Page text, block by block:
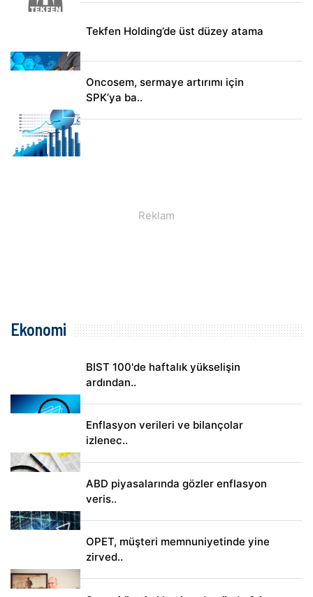
Tekfen Holding’de üst düzey atama
Oncosem, sermaye artırımı için
SPK’ya ba..
Ekonomi
BIST 100'de haftalık yükselişin
ardından..
Enflasyon verileri ve bilançolar
izlenec..
ABD piyasalarında gözler enflasyon
veris..
OPET, müşteri memnuniyetinde yine
zirved..